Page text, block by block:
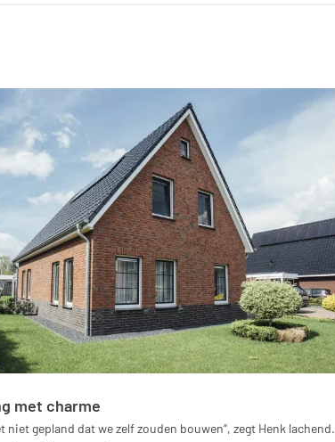
met charme
niet gepland dat we zelf zouden bouwen“, zegt Henk lachend.